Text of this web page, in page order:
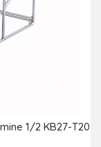
1/2 KB27-T20